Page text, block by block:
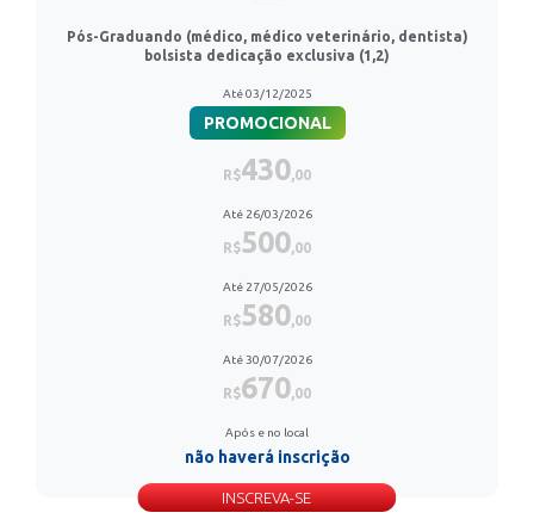
Pós-Graduando (médico, médico veterinário, dentista)
bolsista dedicação exclusiva (1,2)
Até 03/12/2025
PROMOCIONAL
R$430,00
Até 26/03/2026
R$500,00
Até 27/05/2026
R$580,00
Até 30/07/2026
R$670,00
Após e no local
não haverá inscrição
INSCREVA-SE